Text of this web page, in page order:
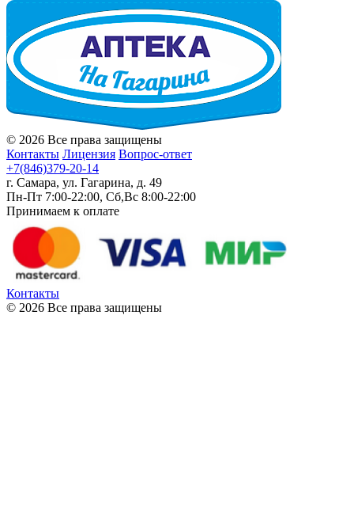
© 2026 Все права защищены
Контакты Лицензия Вопрос-ответ
+7(846)379-20-14
г. Самара, ул. Гагарина, д. 49
Пн-Пт 7:00-22:00, Сб,Вс 8:00-22:00
Принимаем к оплате
Контакты
© 2026 Все права защищены